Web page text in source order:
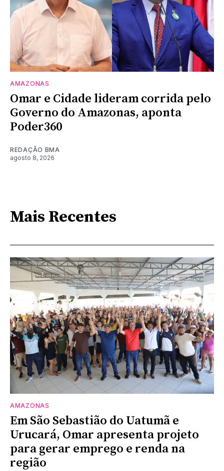
AMAZONAS
Omar e Cidade lideram corrida pelo
Governo do Amazonas, aponta
Poder360
REDAÇÃO BMA
agosto 8, 2026
Mais Recentes
AMAZONAS
Em São Sebastião do Uatumã e
Urucará, Omar apresenta projeto
para gerar emprego e renda na
região